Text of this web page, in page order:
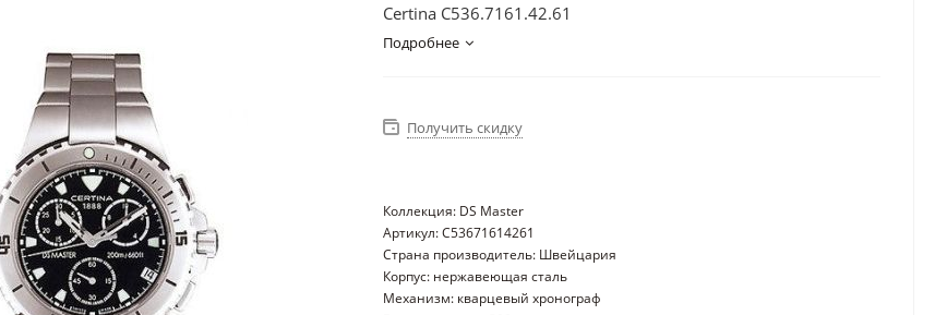
Certina C536.7161.42.61
Подробнее
Получить скидку
Коллекция: DS Master
Артикул: C53671614261
Страна производитель: Швейцария
Корпус: нержавеющая сталь
Механизм: кварцевый хронограф